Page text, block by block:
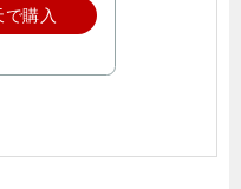
で購入